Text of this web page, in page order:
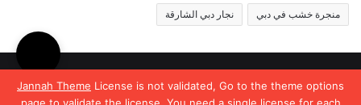
Jannah Theme License is not validated, Go to the theme options
منجرة خشب في دبي نجار دبي الشارقة
© حقوق النشر 2026، جميع الحقوق محفوظة |
Jannah News الثيم